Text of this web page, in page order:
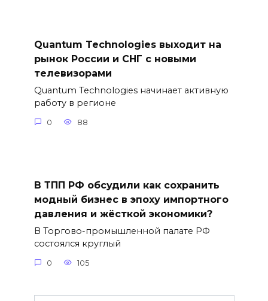
Quantum Technologies выходит на
рынок России и СНГ с новыми
телевизорами
Quantum Technologies начинает активную
работу в регионе
0 88
В ТПП РФ обсудили как сохранить
модный бизнес в эпоху импортного
давления и жёсткой экономики?
В Торгово-промышленной палате РФ
состоялся круглый
0 105